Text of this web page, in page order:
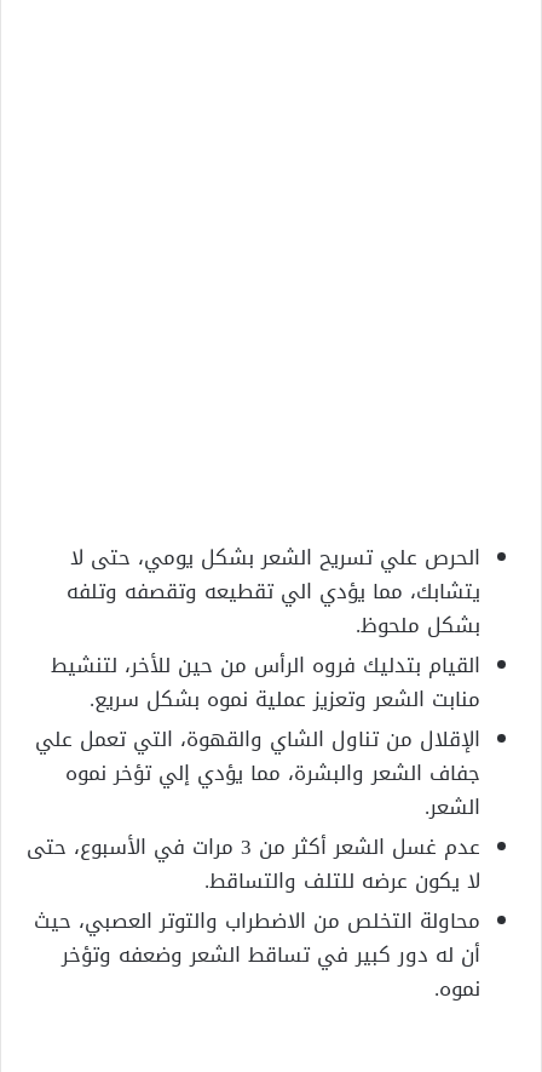
الحرص علي تسريح الشعر بشكل يومي، حتى لا
يتشابك، مما يؤدي الي تقطيعه وتقصفه وتلفه
بشكل ملحوظ.
القيام بتدليك فروه الرأس من حين للأخر، لتنشيط
منابت الشعر وتعزيز عملية نموه بشكل سريع.
الإقلال من تناول الشاي والقهوة، التي تعمل علي
جفاف الشعر والبشرة، مما يؤدي إلي تؤخر نموه
الشعر.
عدم غسل الشعر أكثر من 3 مرات في الأسبوع، حتى
لا يكون عرضه للتلف والتساقط.
محاولة التخلص من الاضطراب والتوتر العصبي، حيث
أن له دور كبير في تساقط الشعر وضعفه وتؤخر
نموه.